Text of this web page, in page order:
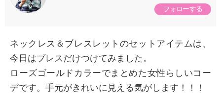
フォローする
ネックレス＆ブレスレットのセットアイテムは、
今日はブレスだけつけてみました。
ローズゴールドカラーでまとめた女性らしいコー
デです。手元がきれいに見える気がします！！！